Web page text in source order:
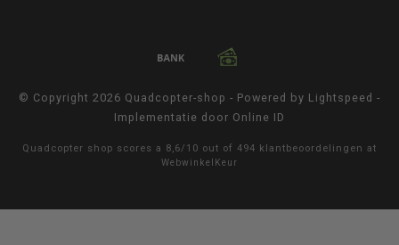
© Copyright 2026 Quadcopter-shop - Powered by Lightspeed -
Implementatie door Online ID
Quadcopter shop scores a 8,6/ 10 out of 494 klantbeoordelingen at
WebwinkelKeur